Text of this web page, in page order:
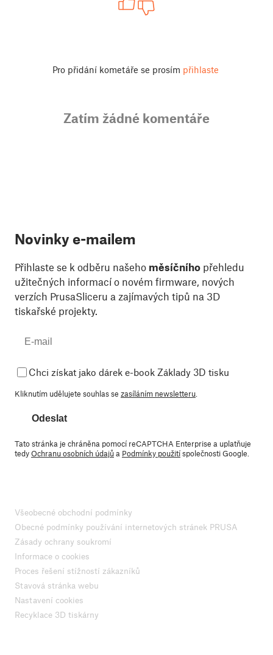
Pro přidání kometáře se prosím přihlaste
Zatím žádné komentáře
Novinky e-mailem
Přihlaste se k odběru našeho měsíčního přehledu
užitečných informací o novém firmware, nových
verzích PrusaSliceru a zajímavých tipů na 3D
tiskařské projekty.
Chci získat jako dárek e-book Základy 3D tisku
Kliknutím udělujete souhlas se zasíláním newsletteru
Odeslat
Tato stránka je chráněna pomocí reCAPTCHA Enterprise a uplatňuje
tedyOchranu osobních údajůa Podmínky použitíspolečnosti Google.
Všeobecné obchodní podmínky
Obecné podmínky používání internetových stránek PRUSA
Zásady ochrany soukromí
Informace o cookies
Proces řešení stížností zákazníků
Stavová stránka webu
Nastavení cookies
Recyklace 3D tiskárny